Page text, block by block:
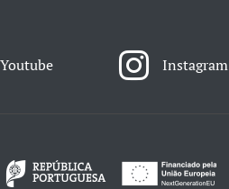
Youtube Instagram